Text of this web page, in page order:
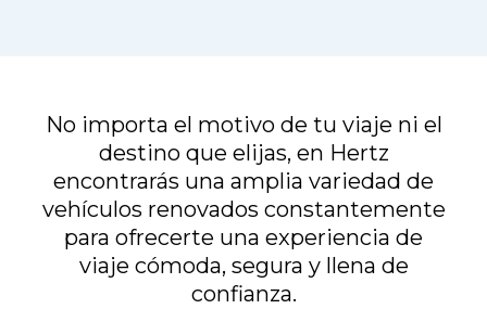
No importa el motivo de tu viaje ni el
destino que elijas, en Hertz
encontrarás una amplia variedad de
vehículos renovados constantemente
para ofrecerte una experiencia de
viaje cómoda, segura y llena de
confianza.